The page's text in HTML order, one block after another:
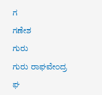
ಗ
ಗಣೇಶ
ಗುರು
ಗುರು ರಾಘವೇಂದ್ರ
ಘ